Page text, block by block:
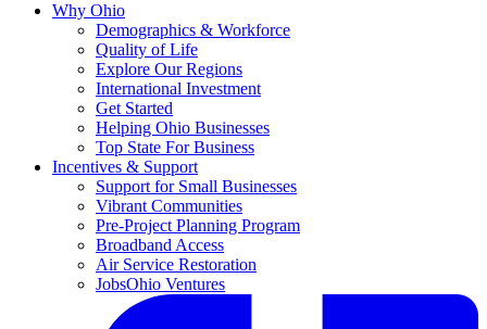
Why Ohio
Demographics & Workforce
Quality of Life
Explore Our Regions
International Investment
Get Started
Helping Ohio Businesses
Top State For Business
Incentives & Support
Support for Small Businesses
Vibrant Communities
Pre-Project Planning Program
Broadband Access
Air Service Restoration
JobsOhio Ventures